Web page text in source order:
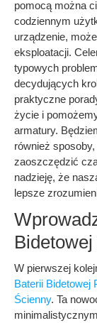
pomocą można
codziennym
urządzenie,
eksploatacji.
typowych
decydujących
praktyczne
życie i
armatury.
również
zaoszczędzić
nadzieję, że
lepsze
W pierwszej
Baterii Bidetowej
Ścienny. Ta